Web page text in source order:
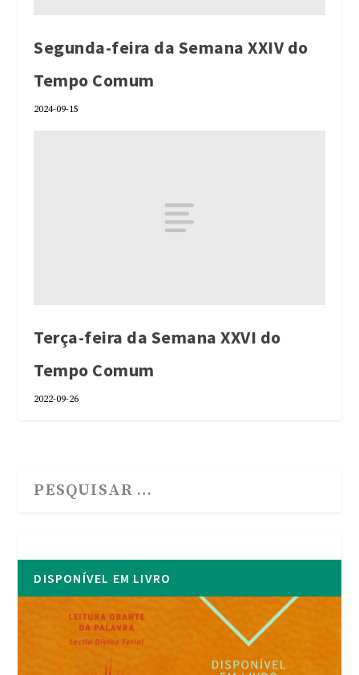
Segunda-feira da Semana XXIV do
Tempo Comum
2024-09-15
Terça-feira da Semana XXVI do
Tempo Comum
2022-09-26
DISPONÍVEL EM LIVRO